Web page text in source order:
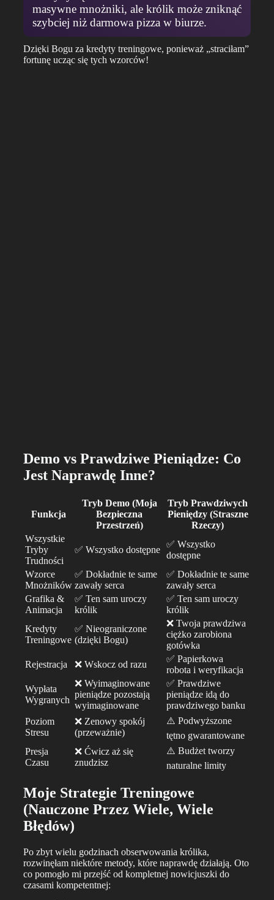
masywne mnożniki, ale królik może zniknąć
szybciej niż darmowa pizza w biurze.
Dzięki Bogu za kredyty treningowe, ponieważ „straciłam”
fortunę ucząc się tych wzorców!
Demo vs Prawdziwe Pieniądze: Co
Jest Naprawdę Inne?
Funkcja
Tryb Demo (Moja
Bezpieczna
Przestrzeń)
Tryb Prawdziwych
Pieniędzy (Straszne
Rzeczy)
Wszystkie
Tryby
Trudności
✅ Wszystko dostępne
✅ Wszystko
dostępne
Wzorce
Mnożników
✅ Dokładnie te same
zawały serca
✅ Dokładnie te same
zawały serca
Grafika &
Animacja
✅ Ten sam uroczy
królik
✅ Ten sam uroczy
królik
Kredyty
Treningowe
✅ Nieograniczone
(dzięki Bogu)
❌ Twoja prawdziwa
ciężko zarobiona
gotówka
Rejestracja
❌ Wskocz od razu
✅ Papierkowa
robota i weryfikacja
Wypłata
Wygranych
❌ Wyimaginowane
pieniądze pozostają
wyimaginowane
✅ Prawdziwe
pieniądze idą do
prawdziwego banku
Poziom
Stresu
❌ Zenowy spokój
(przeważnie)
⚠️ Podwyższone
tętno gwarantowane
Presja
Czasu
❌ Ćwicz aż się
znudzisz
⚠️ Budżet tworzy
naturalne limity
Moje Strategie Treningowe
(Nauczone Przez Wiele, Wiele
Błędów)
Po zbyt wielu godzinach obserwowania królika,
rozwinęłam niektóre metody, które naprawdę działają. Oto
co pomogło mi przejść od kompletnej nowicjuszki do
czasami kompetentnej: